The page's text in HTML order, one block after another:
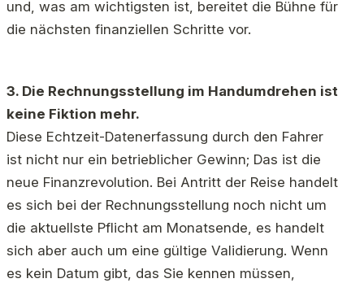
und, was am wichtigsten ist, bereitet die Bühne für
die nächsten finanziellen Schritte vor.
3. Die Rechnungsstellung im Handumdrehen ist
keine Fiktion mehr.
Diese Echtzeit-Datenerfassung durch den Fahrer
ist nicht nur ein betrieblicher Gewinn; Das ist die
neue Finanzrevolution. Bei Antritt der Reise handelt
es sich bei der Rechnungsstellung noch nicht um
die aktuellste Pflicht am Monatsende, es handelt
sich aber auch um eine gültige Validierung. Wenn
es kein Datum gibt, das Sie kennen müssen,